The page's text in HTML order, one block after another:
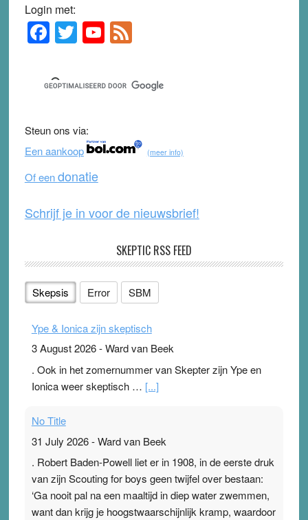
Login met:
Primary
Sidebar
F
a
c
e
b
o
o
k
T
wi
tt
er
Y
o
u
T
b
e
F
e
d
Steun ons via:
Een aankoop
(meer info)
Of eendonatie
Schrijf je in voor de nieuwsbrief!
SKEPTIC RSS FEED
Skepsis Error SBM
Ype & Ionica zijn skeptisch
3 August 2026-Ward van Beek
. Ook in het zomernummer van Skepter zijn Ype en
Ionica weer skeptisch … [...]
No Title
31 July 2026-Ward van Beek
. Robert Baden-Powell liet er in 1908, in de eerste druk
van zijn Scouting for boys geen twijfel over bestaan:
‘Ga nooit pal na een maaltijd in diep water zwemmen,
want dan krijg je hoogstwaarschijnlijk kramp, waardoor